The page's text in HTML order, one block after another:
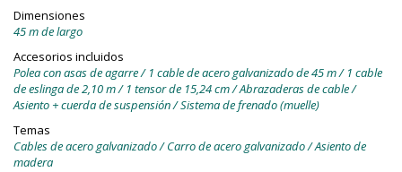
Dimensiones
45 m de largo
Accesorios incluidos
Polea con asas de agarre / 1 cable de acero galvanizado de 45 m / 1 cable
de eslinga de 2,10 m / 1 tensor de 15,24 cm / Abrazaderas de cable /
Asiento + cuerda de suspensión / Sistema de frenado (muelle)
Temas
Cables de acero galvanizado / Carro de acero galvanizado / Asiento de
madera